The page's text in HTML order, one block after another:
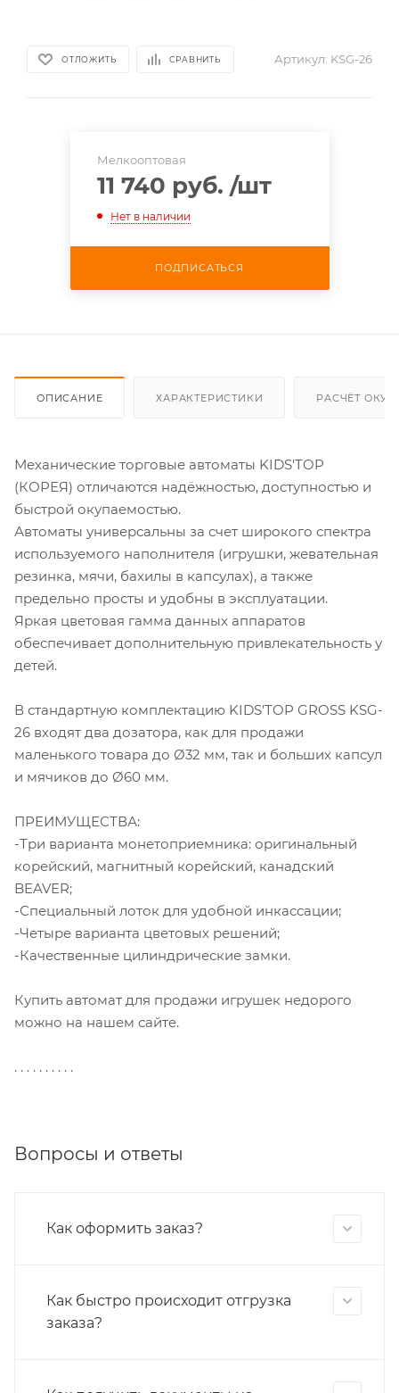
ОТЛОЖИТЬ СРАВНИТЬ Артикул: KSG-26
Мелкооптовая
11 740 руб. /шт
Нет в наличии
ПОДПИСАТЬСЯ
ОПИСАНИЕ ХАРАКТЕРИСТИКИ РАСЧЁТ
Механические торговые автоматы KIDS'TOP
(КОРЕЯ) отличаются надёжностью, доступностью и
быстрой окупаемостью.
Автоматы универсальны за счет широкого спектра
используемого наполнителя (игрушки, жевательная
резинка, мячи, бахилы в капсулах), а также
предельно просты и удобны в эксплуатации.
Яркая цветовая гамма данных аппаратов
обеспечивает дополнительную привлекательность у
детей.
В стандартную комплектацию KIDS'TOP GROSS KSG-
26 входят два дозатора, как для продажи
маленького товара до Ø32 мм, так и больших капсул
и мячиков до Ø60 мм.
ПРЕИМУЩЕСТВА:
-Три варианта монетоприемника: оригинальный
корейский, магнитный корейский, канадский
BEAVER;
-Специальный лоток для удобной инкассации;
-Четыре варианта цветовых решений;
-Качественные цилиндрические замки.
Купить автомат для продажи игрушек недорого
можно на нашем сайте.
. . . . . . . . . .
Вопросы и ответы
Как оформить заказ?
Как быстро происходит отгрузка
заказа?